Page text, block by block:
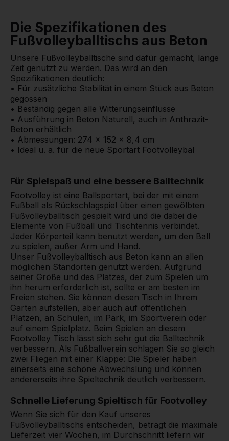
Die Spezifikationen des
Fußvolleyballtischs aus Beton
Unsere Fußvolleyballtische sind dafür gemacht, lange
Zeit genutzt zu werden. Das wird an den
Spezifikationen deutlich:
• Für zusätzliche Stabilität in einem Stück aus Beton
gegossen
• Beständig gegen alle Witterungseinflüsse
• Ausführung in Beton Naturell, auch in Anthrazit-
Beton erhältlich
• Abmessungen: 274 x 152 x 8,4 cm
• Ideal u. a. für die neue Sportart Footvolleybal
Für Spielspaß und eine bessere Balltechnik
Footvolley ist eine Ballsportart, bei der mit einem
Fußball als Rückschlagspiel über einen gewölbten
Fußvolleyballtisch gespielt wird und die dabei die
Elemente von Fußball und Tischtennis verbindet.
Jeder Körperteil kann benutzt werden, um den Ball
zu spielen, außer Arm und Hand.
Unser Fußvolleyballtisch aus Beton kann an allen
möglichen Standorten genutzt werden. Aufgrund
seiner Größe und des Platzes, der zum Spielen um
ihn herum erforderlich ist, sollte er am besten im
Freien stehen. Sie können diesen Tisch in Ihrem
Garten aufstellen, aber auch auf öffentlichen
Plätzen, an Schulen, im Park, im Sportverein oder
auf einem Spielplatz. Beim Spielen an diesem
Footvolley Tisch lässt sich sehr gut die Balltechnik
verbessern. Als Fußballverein schlagen Sie so gleich
zwei Fliegen mit einer Klappe: Die Spieler haben
einerseits eine schöne Abwechslung und können
andererseits ihre Spieltechnik deutlich verbessern.
Schnelle Lieferung Spieltisch für Footvolley
Wenn Sie sich für den Kauf unseres
Fußvolleyballtischs entscheiden, beträgt die maximale
Lieferzeit vier Wochen, im Durchschnitt liefern wir